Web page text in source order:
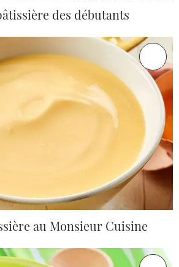
des débutants
au Monsieur Cuisine